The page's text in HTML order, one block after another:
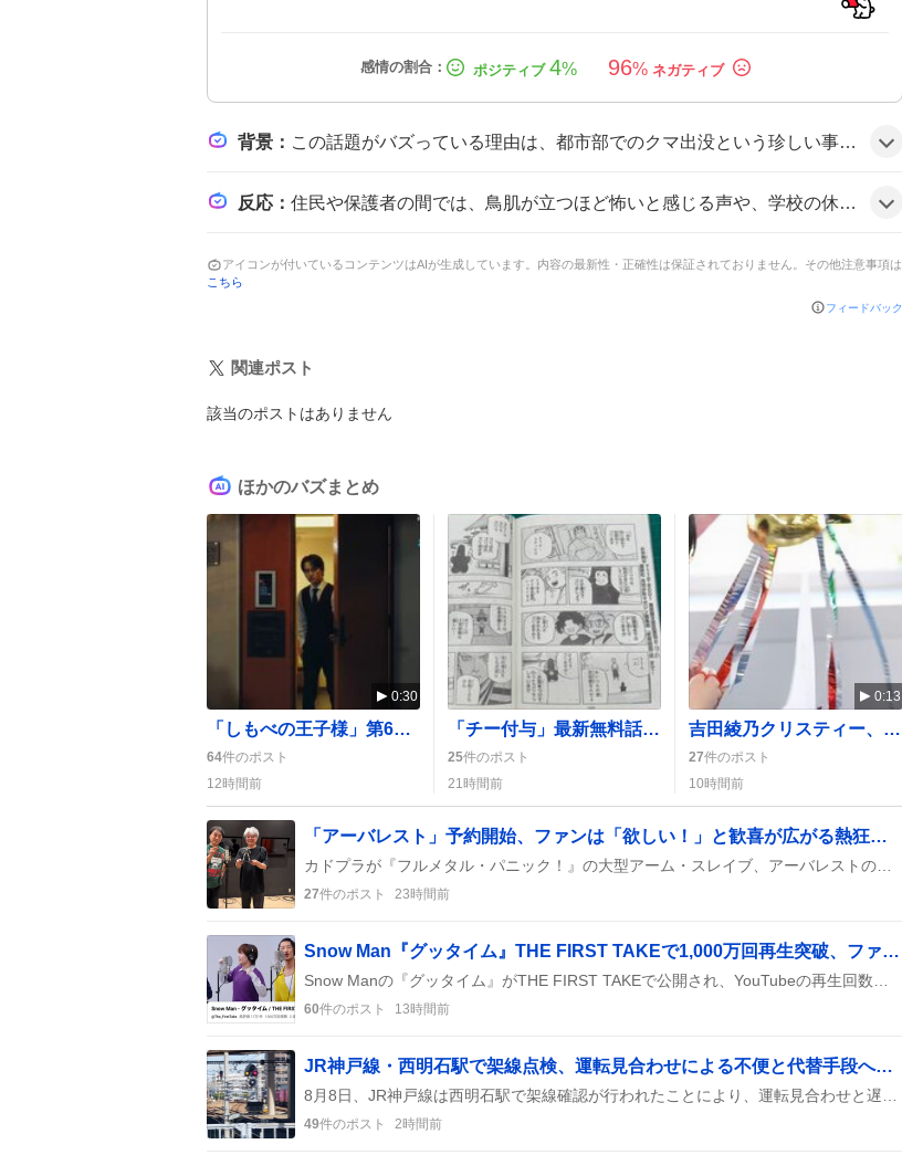
4% 96%
背景 ： この話題がバズっている理由は、都市部でのクマ出没という珍しい事態が多くの人の関心を引き、学校の休校や安全対策が急遽必要になったことが話題性を高めたようだ。
反応 ： 住民や保護者の間では、鳥肌が立つほど怖いと感じる声や、学校の休校が続くことへの不安が示され、驚きと不安が混在した様子が見られます。
アイコンが付いているコンテンツはAIが生成しています。内容の最新性・正確性は保証されておりません。その他注意事項は
こちら
フィードバック
関連ポスト
該当のポストはありません
ほかのバズまとめ
0:30
「しもべの王子様」第6話放送、直也の成長にファン歓喜「かっこいい」感が広がる
64件のポスト
12時間前
「チー付与」最新無料話公開、ハーキーンとブカーの活躍にファン歓喜
25件のポスト
21時間前
0:13
吉田綾乃クリスティー、東京パソコンクラブでラスト出演 ファンは「寂しい」「ありがとう」と感動
27件のポスト
10時間前
「アーバレスト」予約開始、ファンは「欲しい！」と歓喜が広がる熱狂的な声
27件のポスト 23時間前
Snow Man『グッタイム』THE FIRST TAKEで1,000万回再生突破、ファン歓喜の声続出
60件のポスト 13時間前
JR神戸線・西明石駅で架線点検、運転見合わせによる不便と代替手段への期待
49件のポスト 2時間前